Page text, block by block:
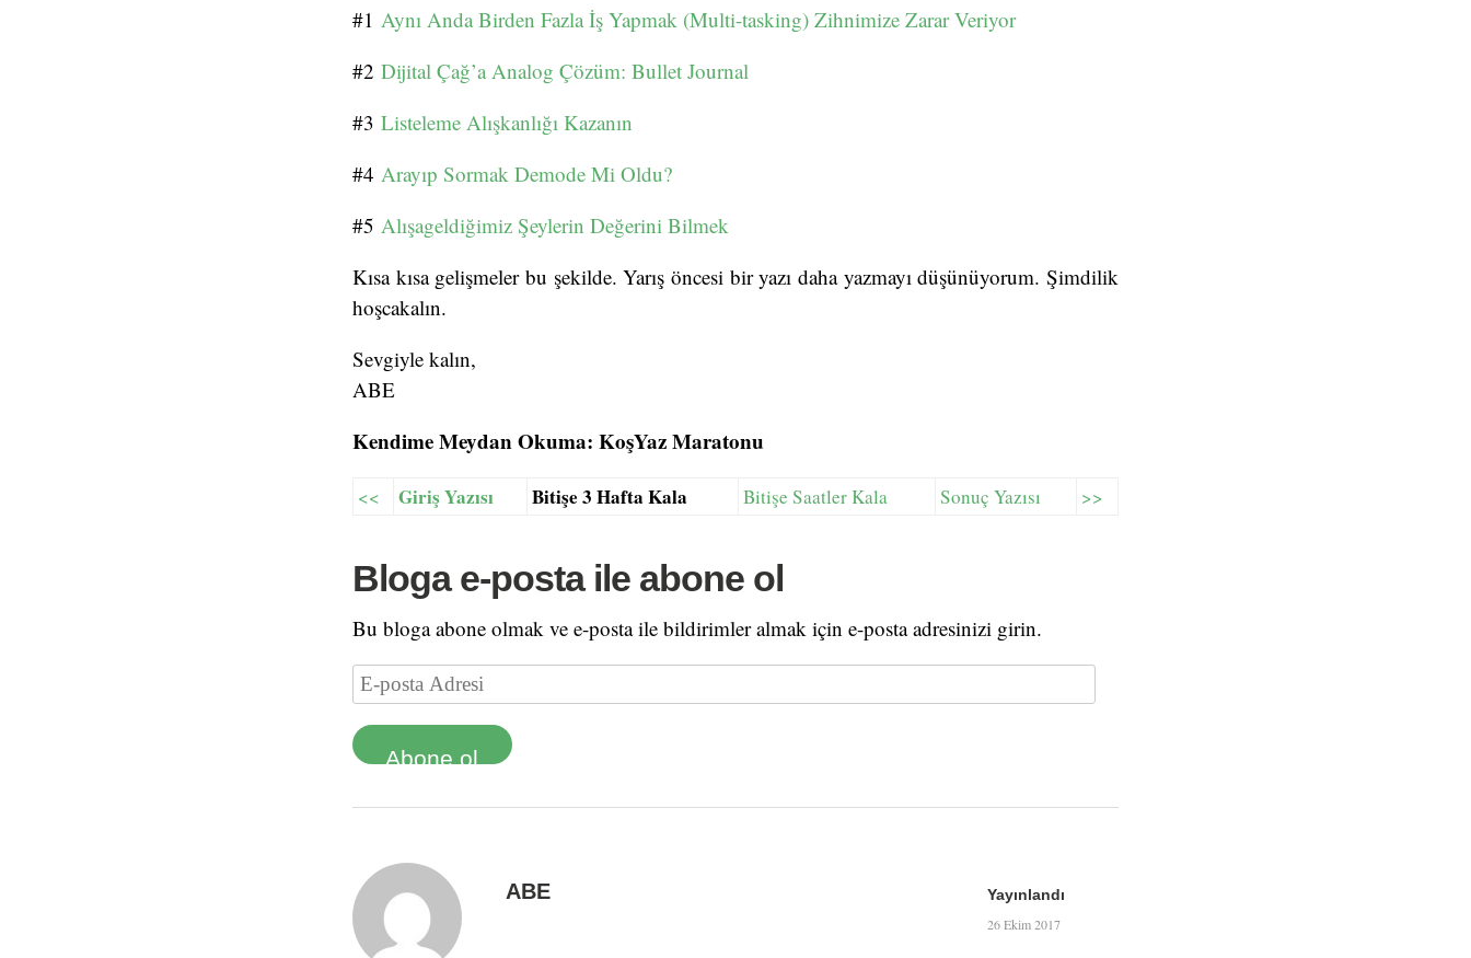
#1 Aynı Anda Birden Fazla İş Yapmak (Multi-tasking) Zihnimize Zarar Veriyor
#2 Dijital Çağ’a Analog Çözüm: Bullet Journal
#3 Listeleme Alışkanlığı Kazanın
#4 Arayıp Sormak Demode Mi Oldu?
#5 Alışageldiğimiz Şeylerin Değerini Bilmek
Kısa kısa gelişmeler bu şekilde. Yarış öncesi bir yazı daha yazmayı düşünüyorum. Şimdilik
hoşcakalın.
Sevgiyle kalın,
ABE
Kendime Meydan Okuma: KoşYaz Maratonu
<< Giriş Yazısı Bitişe 3 Hafta Kala Bitişe Saatler Kala Sonuç Yazısı >>
Bloga e-posta ile abone ol
Bu bloga abone olmak ve e-posta ile bildirimler almak için e-posta adresinizi girin.
Abone ol
ABE
Yayınlandı
26 Ekim 2017